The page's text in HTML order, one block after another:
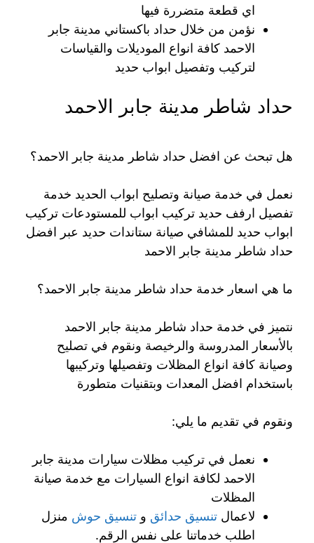
اي قطعة متضررة فيها
نؤمن من خلال حداد باكستاني مدينة جابر
الاحمد كافة انواع الموديلات والقياسات
لتركيب وتفصيل ابواب حديد
حداد شاطر مدينة جابر الاحمد
هل تبحث عن افضل حداد شاطر مدينة جابر الاحمد؟
نعمل في خدمة صيانة وتصليح ابواب الحديد خدمة
تفصيل ارفف حديد تركيب ابواب للمستودعات تركيب
ابواب حديد للمشافي صيانة ستاندات حديد عبر افضل
حداد شاطر مدينة جابر الاحمد
ما هي اسعار خدمة حداد شاطر مدينة جابر الاحمد؟
نتميز في خدمة حداد شاطر مدينة جابر الاحمد
بالأسعار المدروسة والرخيصة ونقوم في تصليح
وصيانة كافة انواع المظلات وتفصيلها وتركيبها
باستخدام افضل المعدات وبتقنيات متطورة
ونقوم في تقديم ما يلي:
نعمل في تركيب مظلات سيارات مدينة جابر
الاحمد لكافة انواع السيارات مع خدمة صيانة
المظلات
لاعمال تنسيق حدائق و تنسيق حوش منزل
اطلب خدماتنا على نفس الرقم.